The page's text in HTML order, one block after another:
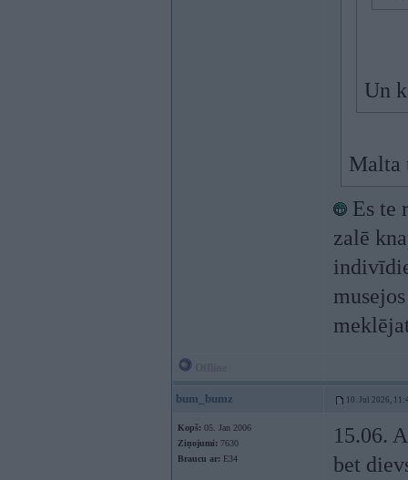
Un
Malta
Es te
zalē
bum_bumz 10. Jul 2026,
Kopš: 05. Jan 2006
Ziņojumi: 7630
Braucu ar: E34
15.06.
bet